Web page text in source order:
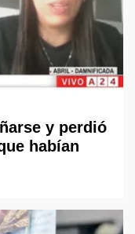
y perdió
habían